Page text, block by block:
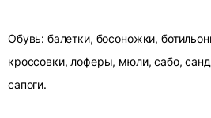
Обувь: балетки, босоножки,
кроссовки, лоферы, мюли, сабо,
сапоги.